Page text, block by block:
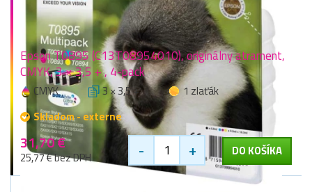
Epson T0895 (C13T08954010), originálny atrament,
CMYK, 3 × 3,5 + , 4-pack
CMYK 3 × 3,5 +
1 zlaťák
Skladom - externe
31,70 €
25,77 € bez DPH - + DO KOŠÍKA